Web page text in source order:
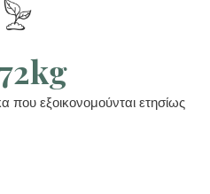
που εξοικονομούνται ετησίως